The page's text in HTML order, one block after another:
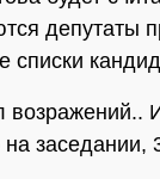
депутаты
списки
заседании,